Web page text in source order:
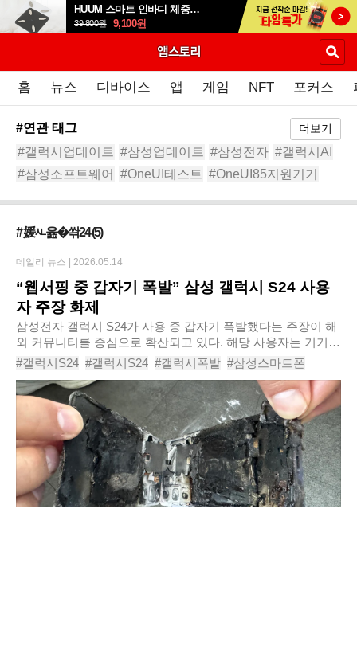
HUUM 스마트 인바디 체중계 SB-108B
39,800원 9,100원
홈 뉴스 디바이스 앱 게임 NFT 포커스
#연관 태그 더보기
#갤럭시업데이트 #삼성업데이트 #삼성전자 #갤럭시AI
#삼성소프트웨어
#OneUI테스트
#OneUI85지원기기
# 媛ㅻ윮�쏶24(5)
“웹서핑 중 갑자기 폭발” 삼성 갤럭시 S24 사용
자 주장 화제
삼성전자 갤럭시 S24가 사용 중 갑자기 폭발했다는 주장이 해
외 커뮤니티를 중심으로 확산되고 있다. 해당 사용자는 기기가
충전 중이 아닌 상태에서 갑자기 연기와 고열이 발생한 뒤 폭
발했다고 주장했으며, 삼성 측이 내부..
#갤럭시S24 #갤럭시S24 #갤럭시폭발 #삼성스마트폰
#갤럭시배터리 #스마트폰폭발 #리튬배터리 #삼성전자
#갤럭시S24폭발
데일리 뉴스 | 2026.05.14